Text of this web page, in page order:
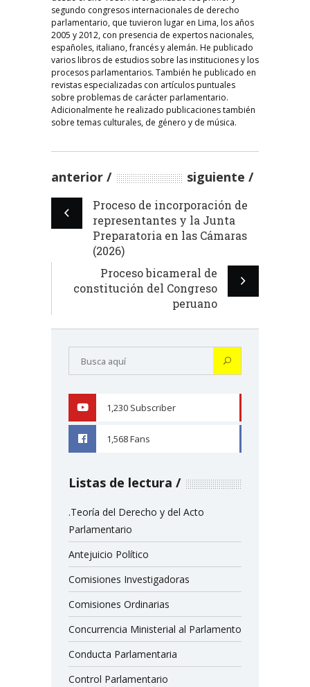
segundo congresos internacionales de derecho
parlamentario, que tuvieron lugar en Lima, los años
2005 y 2012, con presencia de expertos nacionales,
españoles, italiano, francés y alemán. He publicado
varios libros de estudios sobre las instituciones y los
procesos parlamentarios. También he publicado en
revistas especializadas con artículos puntuales
sobre problemas de carácter parlamentario.
Adicionalmente he realizado publicaciones también
sobre temas culturales, de género y de música.
anterior siguiente
Proceso de incorporación de
representantes y la Junta
Preparatoria en las Cámaras
(2026)
Proceso bicameral de
constitución del Congreso
peruano
1,230 Subscriber
1,568Fans
Listas de lectura
.Teoría del Derecho y del Acto
Parlamentario
Antejuicio Político
Comisiones Investigadoras
Comisiones Ordinarias
Concurrencia Ministerial al Parlamento
Conducta Parlamentaria
Control Parlamentario